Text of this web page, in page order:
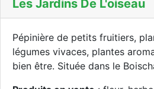
Les Jardins De L'oiseau
Pépinière de petits fruitiers,
légumes vivaces, plantes
bien être. Située dans le